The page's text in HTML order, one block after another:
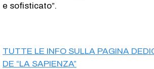
e sofisticato”.
TUTTE LE INFO SULLA PAGINA
DE “LA SAPIENZA”